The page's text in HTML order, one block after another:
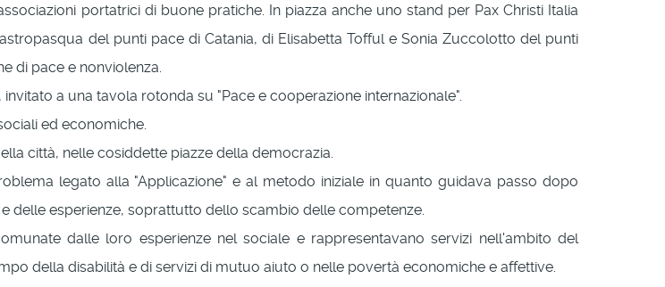
portatrici di buone pratiche. In piazza anche uno stand per Pax Christi Italia
del punti pace di Catania, di Elisabetta Tofful e Sonia Zuccolotto del punti
di pace e nonviolenza.
a una tavola rotonda su "Pace e cooperazione internazionale".
ed economiche.
città, nelle cosiddette piazze della democrazia.
legato alla "Applicazione" e al metodo iniziale in quanto guidava passo dopo
delle esperienze, soprattutto dello scambio delle competenze.
dalle loro esperienze nel sociale e rappresentavano servizi nell'ambito del
della disabilità e di servizi di mutuo aiuto o nelle povertà economiche e affettive.